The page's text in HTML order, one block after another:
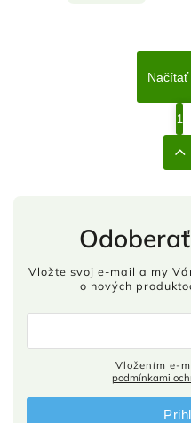
1
Vložte svoj e-mail a my
o nových
podmínkami